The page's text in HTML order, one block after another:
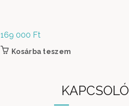
169 000 Ft
Kosárba teszem